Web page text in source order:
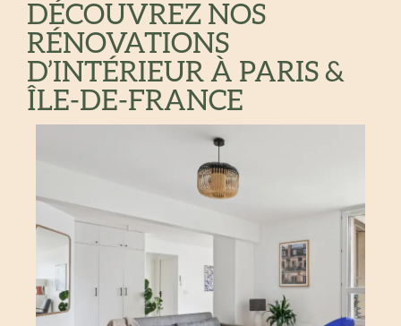
DÉCOUVREZ NOS
RÉNOVATIONS
D’INTÉRIEUR À PARIS &
ÎLE-DE-FRANCE